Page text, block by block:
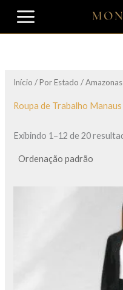
para
Início /Por Estado /Amazonas
Roupa de Trabalho Manaus
Exibindo 1–12 de 20